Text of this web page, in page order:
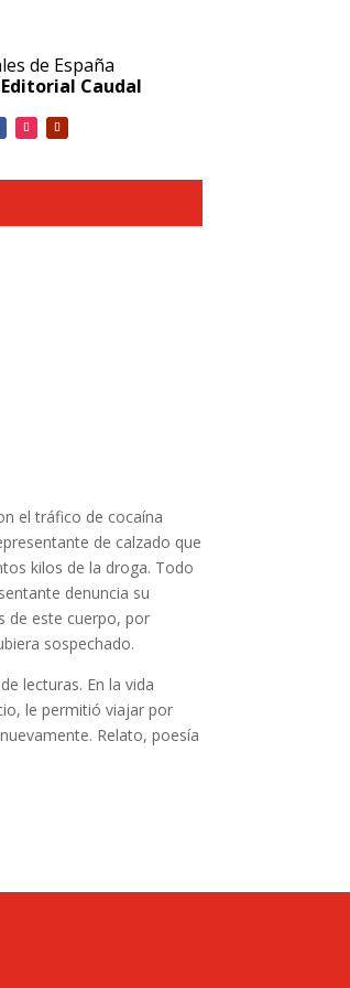
de España
Caudal
el tráfico de cocaína
de calzado que
kilos de la droga. Todo
denuncia su
de este cuerpo, por
sospechado.
lecturas. En la vida
le permitió viajar por
Relato, poesía